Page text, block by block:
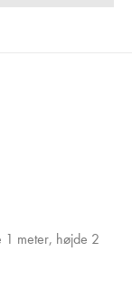
meter, højde 2